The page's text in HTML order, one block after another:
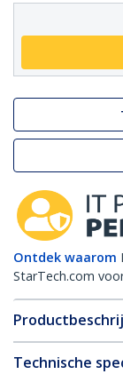
Ontdek waarom
StarTech.com
Technische